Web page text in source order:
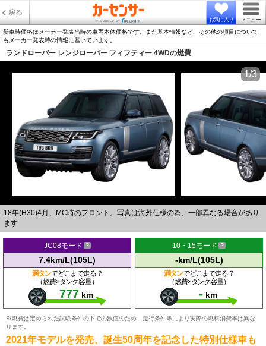
戻る
お気に入り メニュー
新車時価格はメーカー発表当時の車両本体価格です。また基本情報など、その他の項目について
もメーカー発表時の情報に基いています。
ランドローバー レンジローバー フィフティー 4WDの燃費
18年(H30)4月、MC時のフロント。写真は海外仕様の為、一部異なる場合があり
ます
1/3
JC08モード
7.4km/L(105L)
満タンでどこまで走る？
（燃費×タンク容量）
777 km
10・15モード
-km/L(105L)
満タンでどこまで走る？
（燃費×タンク容量）
- km
※燃費は定められた試験条件の下での数値のため、走行条件等により実際の燃料消費率は異な
ります。
2021年モデルを発売、誕生50周年を記念した特別仕様車も